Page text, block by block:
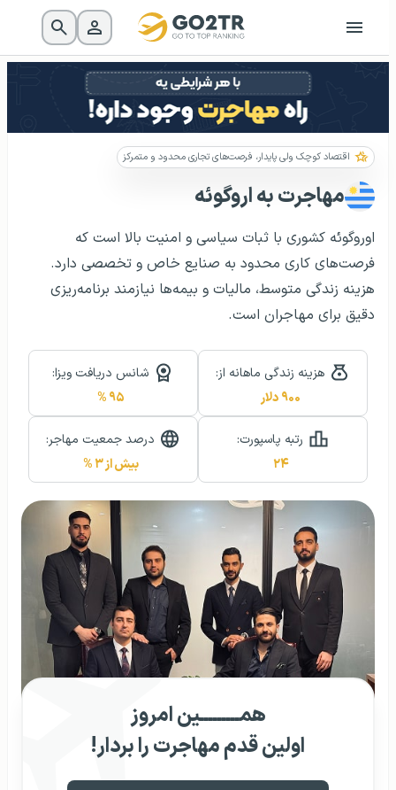
اقتصاد کوچک ولی پایدار، فرصت‌های تجاری محدود و متمرکز
مهاجرت به اروگوئه
اوروگوئه کشوری با ثبات سیاسی و امنیت بالا است که
فرصت‌های کاری محدود به صنایع خاص و تخصصی دارد.
هزینه زندگی متوسط، مالیات و بیمه‌ها نیازمند برنامه‌ریزی
دقیق برای مهاجران است.
هزینه زندگی ماهانه از:
۹۰۰ دلار
شانس دریافت ویزا:
۹۵ %
رتبه پاسپورت:
۲۴
درصد جمعیت مهاجر:
بیش از ۳ %
همـــــــــین امروز
اولین قدم مهاجرت را بردار!